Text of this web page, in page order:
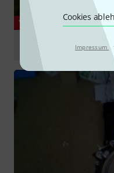
Cookies
Impressum
YOUTUBE
Evans EC2 SST Clear
abspielen